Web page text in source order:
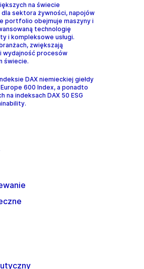
na świecie
sektora żywności, napojów
portfolio obejmuje maszyny i
technologię
i kompleksowe usługi.
zwiększają
wydajność procesów
świecie.
DAX niemieckiej giełdy
600 Index, a ponadto
na indeksach DAX 50 ESG